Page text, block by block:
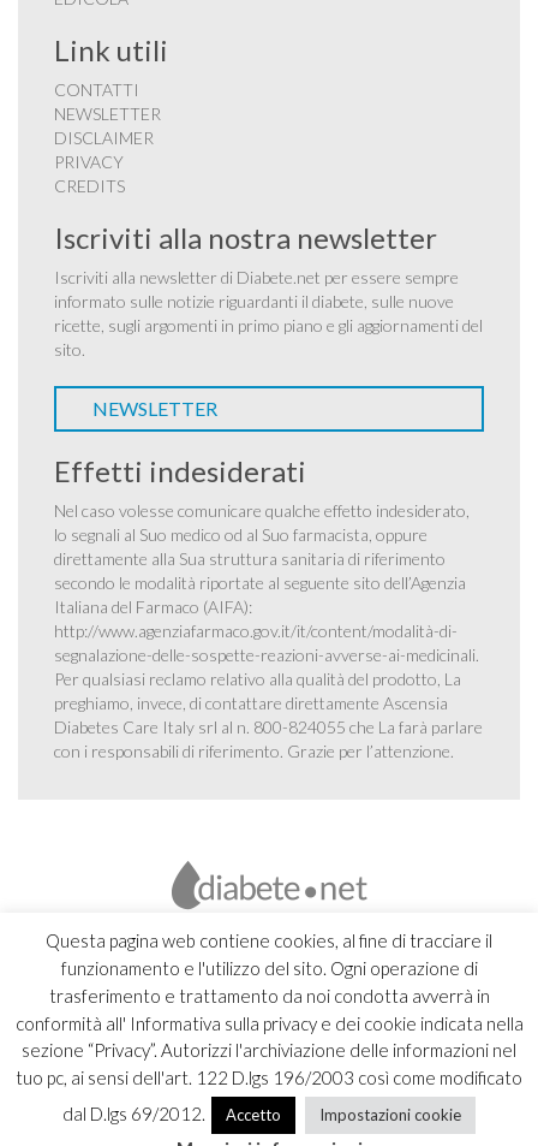
Questa pagina web contiene cookies, al fine di tracciare il
funzionamento e l'utilizzo del sito. Ogni operazione di
trasferimento e trattamento da noi condotta avverrà in
conformità all' Informativa sulla privacy e dei cookie indicata nella
sezione “Privacy”. Autorizzi l'archiviazione delle informazioni nel
tuo pc, ai sensi dell'art. 122 D.lgs 196/2003 così come modificato
dal D.lgs 69/2012.
Accetto Impostazioni cookie
Link utili
CONTATTI
NEWSLETTER
DISCLAIMER
PRIVACY
CREDITS
Iscriviti alla nostra newsletter
Iscriviti alla newsletter di Diabete.net per essere sempre
informato sulle notizie riguardanti il diabete, sulle nuove
ricette, sugli argomenti in primo piano e gli aggiornamenti del
sito.
NEWSLETTER
Effetti indesiderati
Nel caso volesse comunicare qualche effetto indesiderato,
lo segnali al Suo medico od al Suo farmacista, oppure
direttamente alla Sua struttura sanitaria di riferimento
secondo le modalità riportate al seguente sito dell’Agenzia
Italiana del Farmaco (AIFA):
http://www.agenziafarmaco.gov.it/it/content/modalità-di-
segnalazione-delle-sospette-reazioni-avverse-ai-medicinali.
Per qualsiasi reclamo relativo alla qualità del prodotto, La
preghiamo, invece, di contattare direttamente Ascensia
Diabetes Care Italy srl al n. 800-824055 che La farà parlare
con i responsabili di riferimento. Grazie per l’attenzione.
Copyright 2026 Ascensia Diabetes Care Italy srl |Credits